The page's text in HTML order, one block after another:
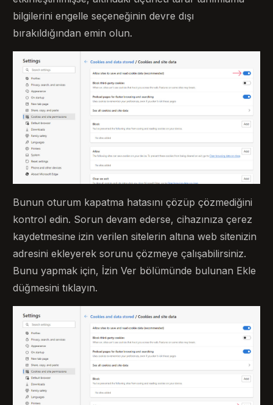
bilgilerini engelle seçeneğinin devre dışı
bırakıldığından emin olun.
Bunun oturum kapatma hatasını çözüp çözmediğini
kontrol edin. Sorun devam ederse, cihazınıza çerez
kaydetmesine izin verilen sitelerin altına web sitenizin
adresini ekleyerek sorunu çözmeye çalışabilirsiniz.
Bunu yapmak için, İzin Ver bölümünde bulunan Ekle
düğmesini tıklayın.